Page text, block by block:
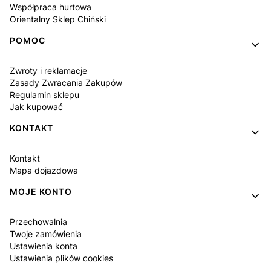
Współpraca hurtowa
Orientalny Sklep Chiński
POMOC
Zwroty i reklamacje
Zasady Zwracania Zakupów
Regulamin sklepu
Jak kupować
KONTAKT
Kontakt
Mapa dojazdowa
MOJE KONTO
Przechowalnia
Twoje zamówienia
Ustawienia konta
Ustawienia plików cookies